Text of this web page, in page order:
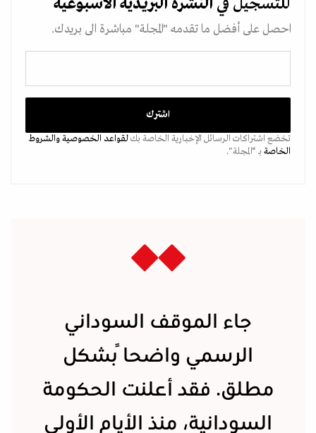
للتسجيل في النشرة البريدية الاسبوعية
احصل على أفضل ما تقدمه "المجلة" مباشرة الى بريدك.
تخضع اشتراكات الرسائل الإخبارية الخاصة بكلقواعد الخصوصيةوالشروط
الخاصة بـ “المجلة".
جاء الموقف السوداني
الرسمي واضحاً بشكل
مطلق. فقد أعلنت الحكومة
السودانية، منذ الأيام الأولى